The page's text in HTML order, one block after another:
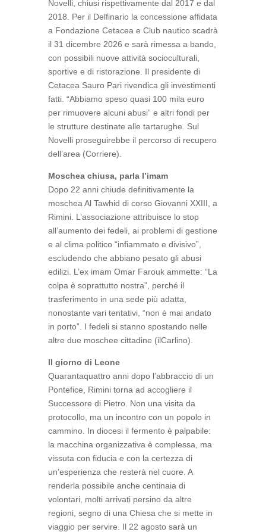
Novelli, chiusi rispettivamente dal 2017 e dal
2018. Per il Delfinario la concessione affidata
a Fondazione Cetacea e Club nautico scadrà
il 31 dicembre 2026 e sarà rimessa a bando,
con possibili nuove attività socioculturali,
sportive e di ristorazione. Il presidente di
Cetacea Sauro Pari rivendica gli investimenti
fatti. “Abbiamo speso quasi 100 mila euro
per rimuovere alcuni abusi” e altri fondi per
le strutture destinate alle tartarughe. Sul
Novelli proseguirebbe il percorso di recupero
dell’area (Corriere).
Moschea chiusa, parla l’imam
Dopo 22 anni chiude definitivamente la
moschea Al Tawhid di corso Giovanni XXIII, a
Rimini. L’associazione attribuisce lo stop
all’aumento dei fedeli, ai problemi di gestione
e al clima politico “infiammato e divisivo”,
escludendo che abbiano pesato gli abusi
edilizi. L’ex imam Omar Farouk ammette: “La
colpa è soprattutto nostra”, perché il
trasferimento in una sede più adatta,
nonostante vari tentativi, “non è mai andato
in porto”. I fedeli si stanno spostando nelle
altre due moschee cittadine (ilCarlino).
Il giorno di Leone
Quarantaquattro anni dopo l’abbraccio di un
Pontefice, Rimini torna ad accogliere il
Successore di Pietro. Non una visita da
protocollo, ma un incontro con un popolo in
cammino. In diocesi il fermento è palpabile:
la macchina organizzativa è complessa, ma
vissuta con fiducia e con la certezza di
un’esperienza che resterà nel cuore. A
renderla possibile anche centinaia di
volontari, molti arrivati persino da altre
regioni, segno di una Chiesa che si mette in
viaggio per servire. Il 22 agosto sarà un